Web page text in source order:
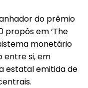
do prêmio
propôs em ‘The
monetário
entre si, em
estatal emitida de